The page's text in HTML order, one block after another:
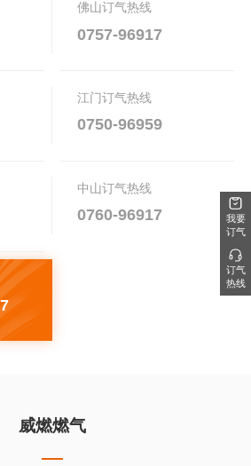
佛山订气热线
0757-96917
江门订气热线
0750-96959
中山订气热线
0760-96917
威燃燃气
我要
订气
订气
热线